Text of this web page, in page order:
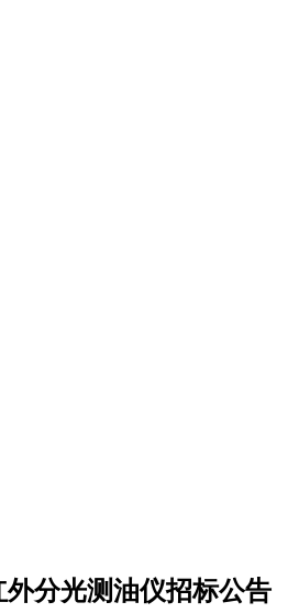
分光测油仪招标公告